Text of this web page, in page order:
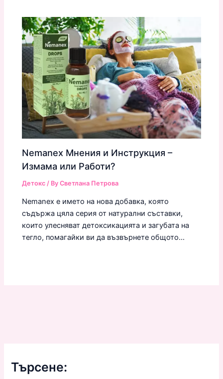
Nemanex Мнения и Инструкция –
Измама или Работи?
Детокс / ByСветлана Петрова
Nemanex е името на нова добавка, която
съдържа цяла серия от натурални съставки,
които улесняват детоксикацията и загубата на
тегло, помагайки ви да възвърнете общото…
Търсене: